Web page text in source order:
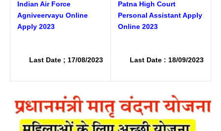
Indian Air Force
Agniveervayu Online
Apply 2023
Last Date ; 17/08/2023
Patna High Court
Personal Assistant Apply
Online 2023
Last Date : 18/09/2023